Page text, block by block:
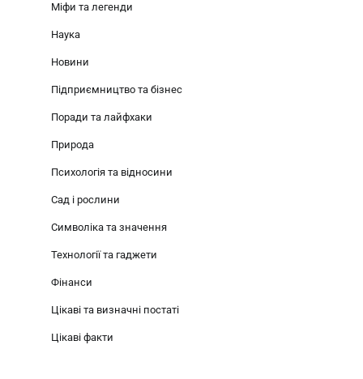
Міфи та легенди
Наука
Новини
Підприємництво та бізнес
Поради та лайфхаки
Природа
Психологія та відносини
Сад і рослини
Символіка та значення
Технології та гаджети
Фінанси
Цікаві та визначні постаті
Цікаві факти